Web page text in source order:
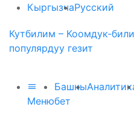
КыргызчаРусский
Кутбилим – Коомдук-
популярдуу гезит
Меню
Башкы
бет